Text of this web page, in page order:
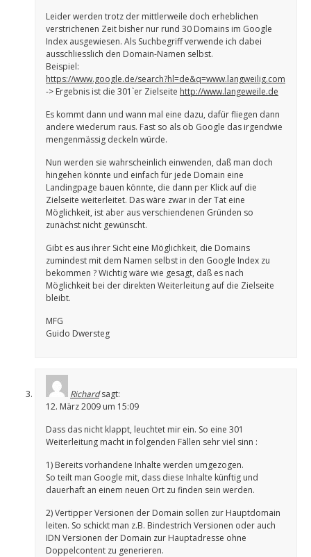
Leider werden trotz der mittlerweile doch erheblichen
verstrichenen Zeit bisher nur rund 30 Domains im Google
Index ausgewiesen. Als Suchbegriff verwende ich dabei
ausschliesslich den Domain-Namen selbst.
Beispiel:
https://www.google.de/search?hl=de&q=www.langweilig.com
-> Ergebnis ist die 301`er Zielseite http://www.langeweile.de
Es kommt dann und wann mal eine dazu, dafür fliegen dann
andere wiederum raus. Fast so als ob Google das irgendwie
mengenmässig deckeln würde.
Nun werden sie wahrscheinlich einwenden, daß man doch
hingehen könnte und einfach für jede Domain eine
Landingpage bauen könnte, die dann per Klick auf die
Zielseite weiterleitet. Das wäre zwar in der Tat eine
Möglichkeit, ist aber aus verschiendenen Gründen so
zunächst nicht gewünscht.
Gibt es aus ihrer Sicht eine Möglichkeit, die Domains
zumindest mit dem Namen selbst in den Google Index zu
bekommen ? Wichtig wäre wie gesagt, daß es nach
Möglichkeit bei der direkten Weiterleitung auf die Zielseite
bleibt.
MFG
Guido Dwersteg
Richard sagt:
12. März 2009 um 15:09
Dass das nicht klappt, leuchtet mir ein. So eine 301
Weiterleitung macht in folgenden Fällen sehr viel sinn :
1) Bereits vorhandene Inhalte werden umgezogen.
So teilt man Google mit, dass diese Inhalte künftig und
dauerhaft an einem neuen Ort zu finden sein werden.
2) Vertipper Versionen der Domain sollen zur Hauptdomain
leiten. So schickt man z.B. Bindestrich Versionen oder auch
IDN Versionen der Domain zur Hauptadresse ohne
Doppelcontent zu generieren.